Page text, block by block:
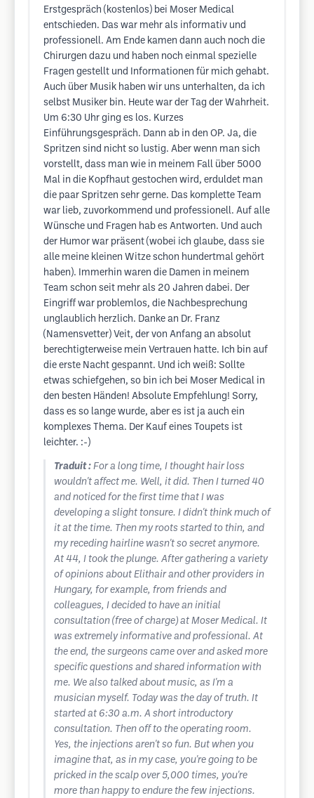
Erstgespräch (kostenlos) bei Moser Medical
entschieden. Das war mehr als informativ und
professionell. Am Ende kamen dann auch noch die
Chirurgen dazu und haben noch einmal spezielle
Fragen gestellt und Informationen für mich gehabt.
Auch über Musik haben wir uns unterhalten, da ich
selbst Musiker bin. Heute war der Tag der Wahrheit.
Um 6:30 Uhr ging es los. Kurzes
Einführungsgespräch. Dann ab in den OP. Ja, die
Spritzen sind nicht so lustig. Aber wenn man sich
vorstellt, dass man wie in meinem Fall über 5000
Mal in die Kopfhaut gestochen wird, erduldet man
die paar Spritzen sehr gerne. Das komplette Team
war lieb, zuvorkommend und professionell. Auf alle
Wünsche und Fragen hab es Antworten. Und auch
der Humor war präsent (wobei ich glaube, dass sie
alle meine kleinen Witze schon hundertmal gehört
haben). Immerhin waren die Damen in meinem
Team schon seit mehr als 20 Jahren dabei. Der
Eingriff war problemlos, die Nachbesprechung
unglaublich herzlich. Danke an Dr. Franz
(Namensvetter) Veit, der von Anfang an absolut
berechtigterweise mein Vertrauen hatte. Ich bin auf
die erste Nacht gespannt. Und ich weiß: Sollte
etwas schiefgehen, so bin ich bei Moser Medical in
den besten Händen! Absolute Empfehlung! Sorry,
dass es so lange wurde, aber es ist ja auch ein
komplexes Thema. Der Kauf eines Toupets ist
leichter. :-)
Traduit : For a long time, I thought hair loss
wouldn't affect me. Well, it did. Then I turned 40
and noticed for the first time that I was
developing a slight tonsure. I didn't think much of
it at the time. Then my roots started to thin, and
my receding hairline wasn't so secret anymore.
At 44, I took the plunge. After gathering a variety
of opinions about Elithair and other providers in
Hungary, for example, from friends and
colleagues, I decided to have an initial
consultation (free of charge) at Moser Medical. It
was extremely informative and professional. At
the end, the surgeons came over and asked more
specific questions and shared information with
me. We also talked about music, as I'm a
musician myself. Today was the day of truth. It
started at 6:30 a.m. A short introductory
consultation. Then off to the operating room.
Yes, the injections aren't so fun. But when you
imagine that, as in my case, you're going to be
pricked in the scalp over 5,000 times, you're
more than happy to endure the few injections.